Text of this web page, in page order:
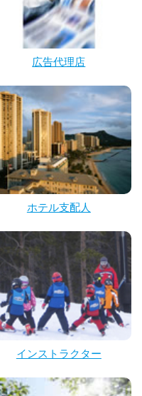
広告代理店
ホテル支配人
インストラクター